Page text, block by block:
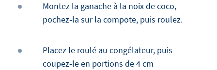
Montez la ganache à la noix de coco,
pochez‑la sur la compote, puis roulez.
Placez le roulé au congélateur, puis
coupez‑le en portions de 4 cm